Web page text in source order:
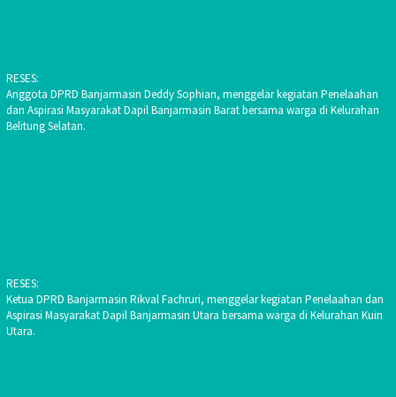
RESES:
Anggota DPRD Banjarmasin Deddy Sophian, menggelar kegiatan Penelaahan
dan Aspirasi Masyarakat Dapil Banjarmasin Barat bersama warga di Kelurahan
Belitung Selatan.
RESES:
Ketua DPRD Banjarmasin Rikval Fachruri, menggelar kegiatan Penelaahan dan
Aspirasi Masyarakat Dapil Banjarmasin Utara bersama warga di Kelurahan Kuin
Utara.